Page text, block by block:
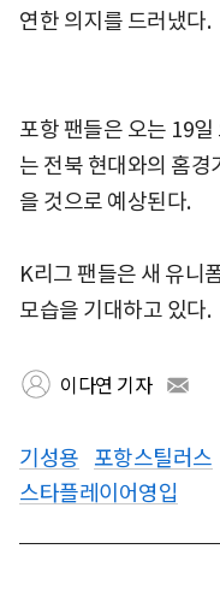
연한 의지를 드러냈다.
포항 팬들은 오는 19
는 전북 현대와의 홈경
을 것으로 예상된다.
K리그 팬들은 새 유니
모습을 기대하고 있다.
이다연 기자
기성용 포항스틸러스
스타플레이어영입